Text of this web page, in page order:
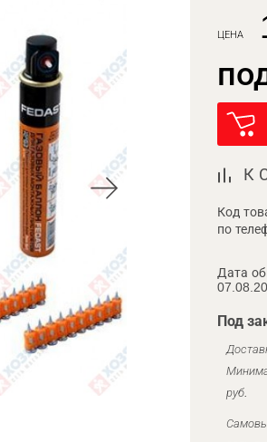
ЦЕНА
К
Код
по
Дата
Под
руб.